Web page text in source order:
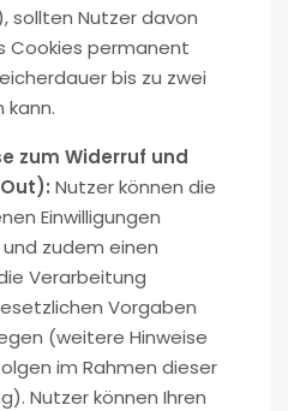
sollten Nutzer davon
Cookies permanent
bis zu zwei
zum Widerruf und
Nutzer können die
Einwilligungen
zudem einen
Verarbeitung
Vorgaben
(weitere Hinweise
im Rahmen dieser
Nutzer können Ihren